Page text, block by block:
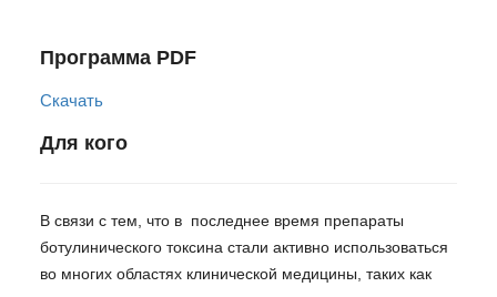
Программа PDF
Скачать
Для кого
В связи с тем, что в последнее время препараты
ботулинического токсина стали активно использоваться
во многих областях клинической медицины, таких как